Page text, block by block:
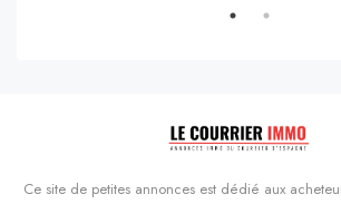
Ce site de petites annonces est dédié aux